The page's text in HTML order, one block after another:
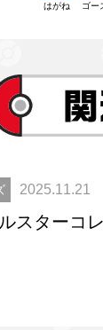
はがね ゴー
2025.11.21
スターコ